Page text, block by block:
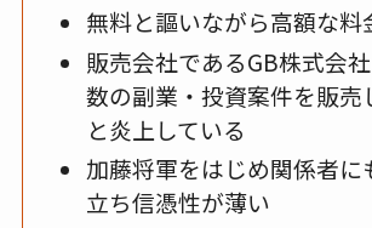
無料と謳いながら高額な料
販売会社であるGB株式会
数の副業・投資案件を販売
と炎上している
加藤将軍をはじめ関係者に
立ち信憑性が薄い